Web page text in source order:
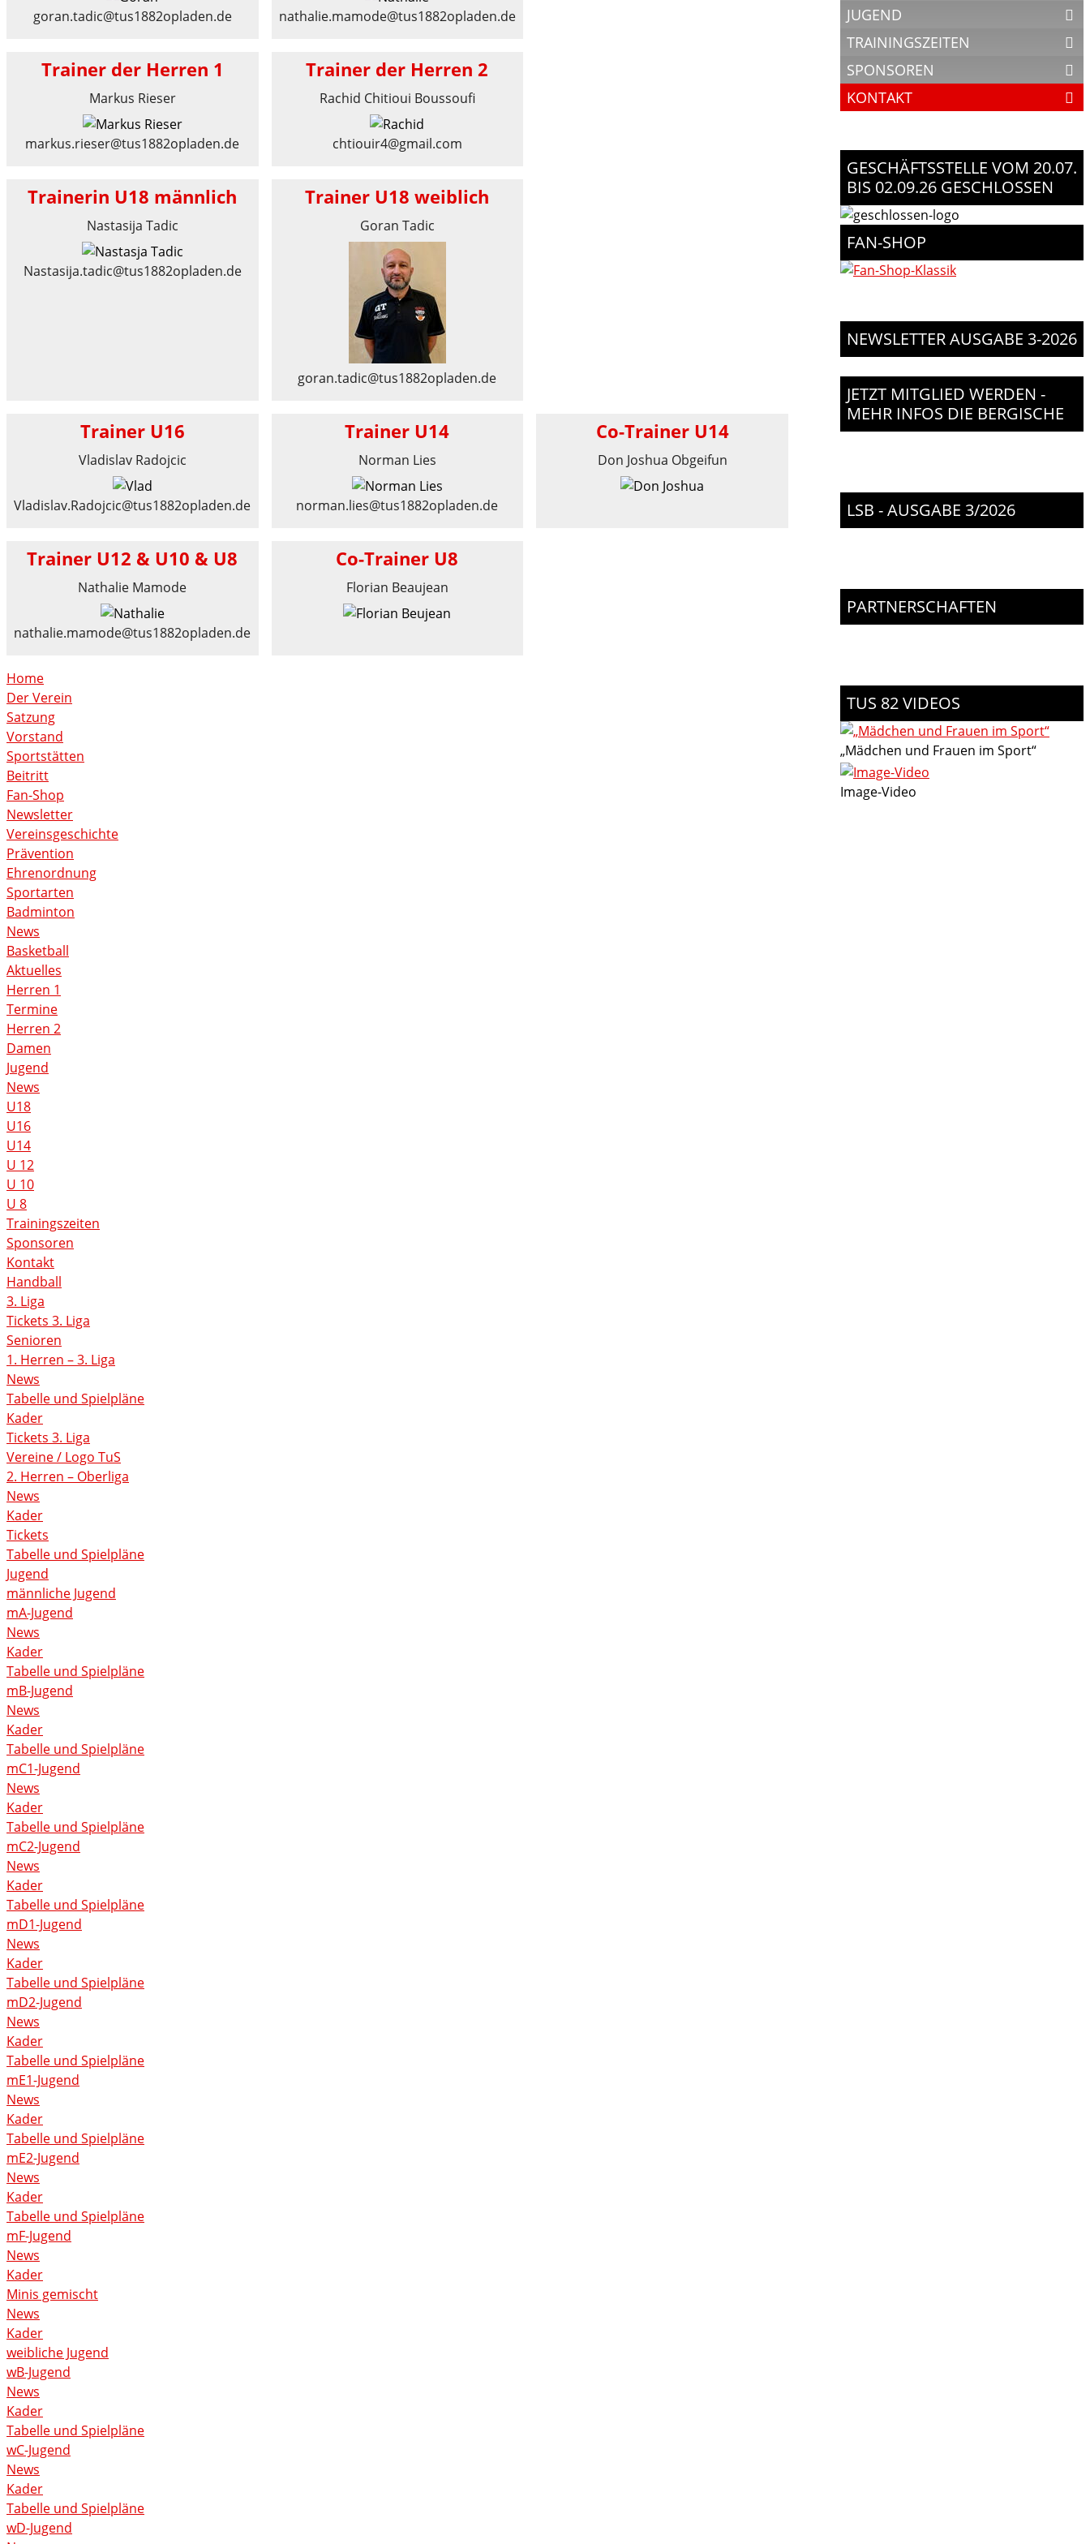
goran.tadic@tus1882opladen.de nathalie.mamode@tus1882opladen.de
Trainer der Herren 1
Markus Rieser
markus.rieser@tus1882opladen.de
Trainer der Herren 2
Rachid Chitioui Boussoufi
chtiouir4@gmail.com
Trainerin U18 männlich
Nastasija Tadic
Nastasija.tadic@tus1882opladen.de
Trainer U18 weiblich
Goran Tadic
goran.tadic@tus1882opladen.de
Trainer U16
Vladislav Radojcic
Vladislav.Radojcic@tus1882opladen.de
Trainer U14
Norman Lies
norman.lies@tus1882opladen.de
Co-Trainer U14
Don Joshua Obgeifun
Trainer U12 & U10 & U8
Nathalie Mamode
nathalie.mamode@tus1882opladen.de
Co-Trainer U8
Florian Beaujean
Home
Der Verein
Satzung
Vorstand
Sportstätten
Beitritt
Fan-Shop
Newsletter
Vereinsgeschichte
Prävention
Ehrenordnung
Sportarten
Badminton
News
Basketball
Aktuelles
Herren 1
Termine
Herren 2
Damen
Jugend
News
U18
U16
U14
U 12
U 10
U 8
Trainingszeiten
Sponsoren
Kontakt
Handball
3. Liga
Tickets 3. Liga
Senioren
1. Herren – 3. Liga
News
Tabelle und Spielpläne
Kader
Tickets 3. Liga
Vereine / Logo TuS
2. Herren – Oberliga
News
Kader
Tickets
Tabelle und Spielpläne
Jugend
männliche Jugend
mA-Jugend
News
Kader
Tabelle und Spielpläne
mB-Jugend
News
Kader
Tabelle und Spielpläne
mC1-Jugend
News
Kader
Tabelle und Spielpläne
mC2-Jugend
News
Kader
Tabelle und Spielpläne
mD1-Jugend
News
Kader
Tabelle und Spielpläne
mD2-Jugend
News
Kader
Tabelle und Spielpläne
mE1-Jugend
News
Kader
Tabelle und Spielpläne
mE2-Jugend
News
Kader
Tabelle und Spielpläne
mF-Jugend
News
Kader
Minis gemischt
News
Kader
weibliche Jugend
wB-Jugend
News
Kader
Tabelle und Spielpläne
wC-Jugend
News
Kader
Tabelle und Spielpläne
wD-Jugend
JUGEND
TRAININGSZEITEN
SPONSOREN
KONTAKT
GESCHÄFTSSTELLE VOM 20.07.
BIS 02.09.26 GESCHLOSSEN
FAN-SHOP
NEWSLETTER AUSGABE 3-2026
JETZT MITGLIED WERDEN -
MEHR INFOS DIE BERGISCHE
LSB - AUSGABE 3/2026
PARTNERSCHAFTEN
TUS 82 VIDEOS
„Mädchen und Frauen im Sport“
Image-Video